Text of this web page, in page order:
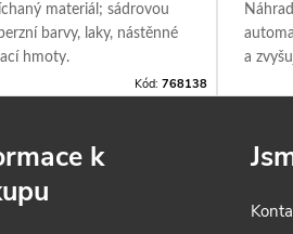
materiál; sádrovou
barvy, laky, nástěnné
hmoty.
Kód: 768138
a
k